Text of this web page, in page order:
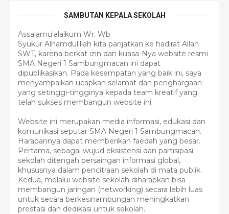
SAMBUTAN KEPALA SEKOLAH
Assalamu'alaikum Wr. Wb
Syukur Alhamdulillah kita panjatkan ke hadirat Allah
SWT, karena berkat izin dan kuasa-Nya website resmi
SMA Negeri 1 Sambungmacan ini dapat
dipublikasikan. Pada kesempatan yang baik ini, saya
menyampaikan ucapkan selamat dan penghargaan
yang setinggi-tingginya kepada team kreatif yang
telah sukses membangun website ini.
Website ini merupakan media informasi, edukasi dan
komunikasi seputar SMA Negeri 1 Sambungmacan.
Harapannya dapat memberikan faedah yang besar.
Pertama, sebagai wujud eksistensi dan partisipasi
sekolah ditengah persaingan informasi global,
khususnya dalam pencitraan sekolah di mata publik.
Kedua, melalui website sekolah diharapkan bisa
membangun jaringan (networking) secara lebih luas
untuk secara berkesinambungan meningkatkan
prestasi dan dedikasi untuk sekolah.